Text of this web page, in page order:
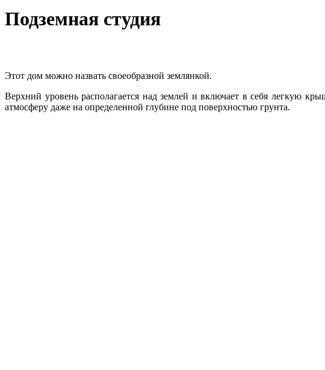
Под­земная сту­дия
Этот дом можно назвать своеобразной землянкой.
Верхний уровень располагается над землей и включает в себя легкую
атмосферу даже на определенной глубине под поверхностью грунта.